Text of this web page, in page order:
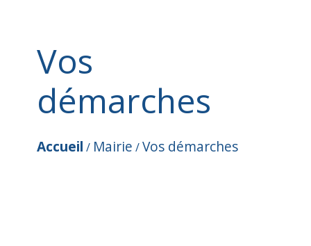
Vos
démarches
Accueil / Mairie /Vos démarches